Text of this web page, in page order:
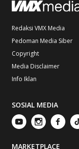
Redaksi VMX Media
Pedoman Media Siber
Copyright
Media Disclaimer
Info Iklan
SOSIAL MEDIA
MARKETPLACE